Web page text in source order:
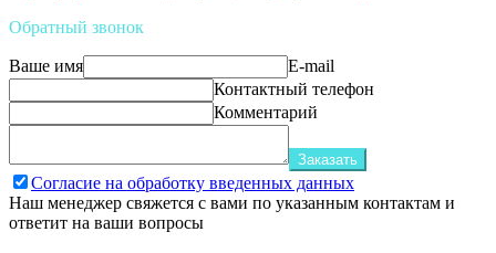
Обратный звонок
Ваше имя
E-mail
Контактный телефон
Комментарий
Заказать
Согласие на обработку введенных данных
Наш менеджер свяжется с вами по указанным контактам и
ответит на ваши вопросы